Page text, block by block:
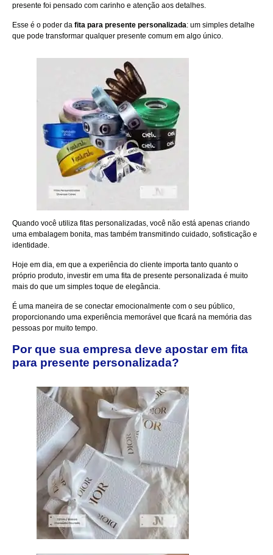
presente foi pensado com carinho e atenção aos detalhes.
Esse é o poder da fita para presente personalizada: um simples detalhe
que pode transformar qualquer presente comum em algo único.
Quando você utiliza fitas personalizadas, você não está apenas criando
uma embalagem bonita, mas também transmitindo cuidado, sofisticação e
identidade.
Hoje em dia, em que a experiência do cliente importa tanto quanto o
próprio produto, investir em uma fita de presente personalizada é muito
mais do que um simples toque de elegância.
É uma maneira de se conectar emocionalmente com o seu público,
proporcionando uma experiência memorável que ficará na memória das
pessoas por muito tempo.
Por que sua empresa deve apostar em fita
para presente personalizada?